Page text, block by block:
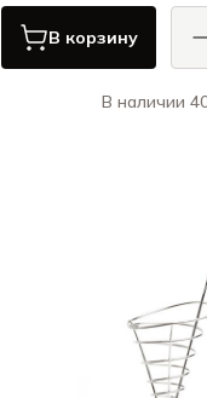
В корзину
В наличии